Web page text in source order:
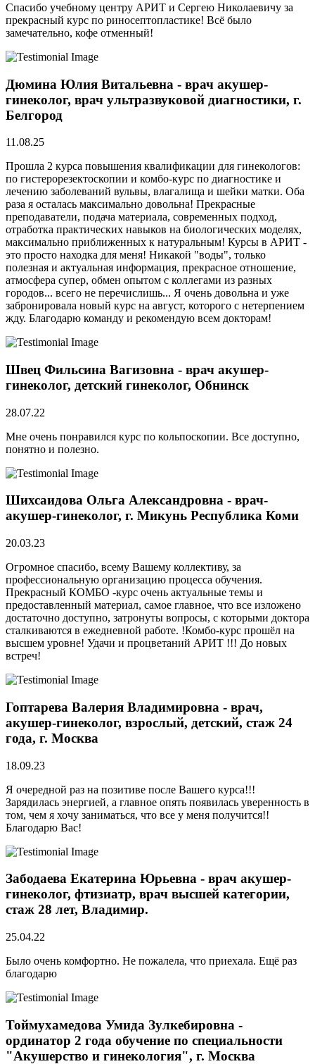
Спасибо учебному центру АРИТ и Сергею Николаевичу за
прекрасный курс по риносептопластике! Всё было
замечательно, кофе отменный!
Дюмина Юлия Витальевна - врач акушер-
гинеколог, врач ультразвуковой диагностики, г.
Белгород
11.08.25
Прошла 2 курса повышения квалификации для гинекологов:
по гистерорезектоскопии и комбо-курс по диагностике и
лечению заболеваний вульвы, влагалища и шейки матки. Оба
раза я осталась максимально довольна! Прекрасные
преподаватели, подача материала, современных подход,
отработка практических навыков на биологических моделях,
максимально приближенных к натуральным! Курсы в АРИТ -
это просто находка для меня! Никакой "воды", только
полезная и актуальная информация, прекрасное отношение,
атмосфера супер, обмен опытом с коллегами из разных
городов... всего не перечислишь... Я очень довольна и уже
забронировала новый курс на август, которого с нетерпением
жду. Благодарю команду и рекомендую всем докторам!
Швец Фильсина Вагизовна - врач акушер-
гинеколог, детский гинеколог, Обнинск
28.07.22
Мне очень понравился курс по кольпоскопии. Все доступно,
понятно и полезно.
Шихсаидова Ольга Александровна - врач-
акушер-гинеколог, г. Микунь Республика Коми
20.03.23
Огромное спасибо, всему Вашему коллективу, за
профессиональную организацию процесса обучения.
Прекрасный КОМБО -курс очень актуальные темы и
предоставленный материал, самое главное, что все изложено
достаточно доступно, затронуты вопросы, с которыми доктора
сталкиваются в ежедневной работе. !Комбо-курс прошёл на
высшем уровне! Удачи и процветаний АРИТ !!! До новых
встреч!
Гоптарева Валерия Владимировна - врач,
акушер-гинеколог, взрослый, детский, стаж 24
года, г. Москва
18.09.23
Я очередной раз на позитиве после Вашего курса!!!
Зарядилась энергией, а главное опять появилась уверенность в
том, чем я хочу заниматься, что все у меня получится!!
Благодарю Вас!
Забодаева Екатерина Юрьевна - врач акушер-
гинеколог, фтизиатр, врач высшей категории,
стаж 28 лет, Владимир.
25.04.22
Было очень комфортно. Не пожалела, что приехала. Ещё раз
благодарю
Тоймухамедова Умида Зулкебировна -
ординатор 2 года обучение по специальности
"Акушерство и гинекология", г. Москва